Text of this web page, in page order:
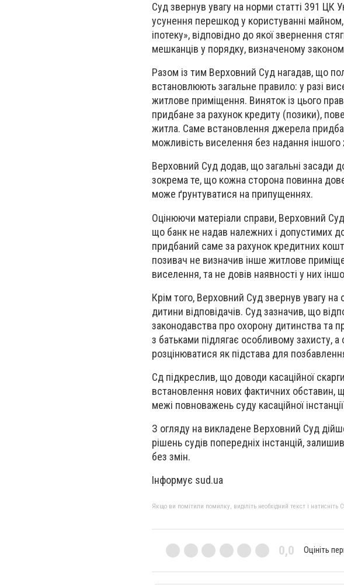
Суд звернув увагу на норми статті 391 ЦК
усунення перешкод у користуванні
іпотеку», відповідно до якої звернення
мешканців у порядку, визначеному
Разом із тим Верховний Суд нагадав, що
встановлюють загальне правило: у разі
житлове приміщення. Виняток із цього
придбане за рахунок кредиту (позики),
житла. Саме встановлення джерела
можливість виселення без надання іншого
Верховний Суд додав, що загальні засади
зокрема те, що кожна сторона повинна
може ґрунтуватися на припущеннях.
Оцінюючи матеріали справи, Верховний
що банк не надав належних і допустимих
придбаний саме за рахунок кредитних
позивач не визначив інше житлове
виселення, та не довів наявності у них
Крім того, Верховний Суд звернув увагу
дитини відповідачів. Суд зазначив, що
законодавства про охорону дитинства та
з батьками підлягає особливому захисту,
розцінюватися як підстава для
Сд підкреслив, що доводи касаційної
встановлення нових фактичних обставин,
межі повноважень суду касаційної
З огляду на викладене Верховний Суд
рішень судів попередніх інстанцій,
без змін.
Інформує sud.ua
Якщо ви помітили помилку, виділіть необхідний текст і натисніть
0,0 Оцініть